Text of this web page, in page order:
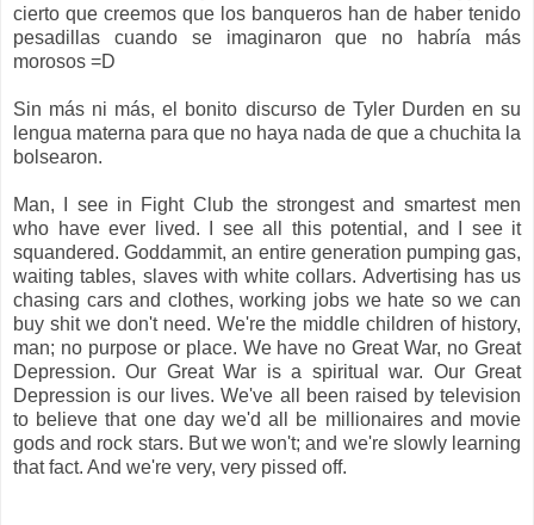
cierto que creemos que los banqueros han de haber tenido
pesadillas cuando se imaginaron que no habría más
morosos =D
Sin más ni más, el bonito discurso de Tyler Durden en su
lengua materna para que no haya nada de que a chuchita la
bolsearon.
Man, I see in Fight Club the strongest and smartest men
who have ever lived. I see all this potential, and I see it
squandered. Goddammit, an entire generation pumping gas,
waiting tables, slaves with white collars. Advertising has us
chasing cars and clothes, working jobs we hate so we can
buy shit we don't need. We're the middle children of history,
man; no purpose or place. We have no Great War, no Great
Depression. Our Great War is a spiritual war. Our Great
Depression is our lives. We've all been raised by television
to believe that one day we'd all be millionaires and movie
gods and rock stars. But we won't; and we're slowly learning
that fact. And we're very, very pissed off.